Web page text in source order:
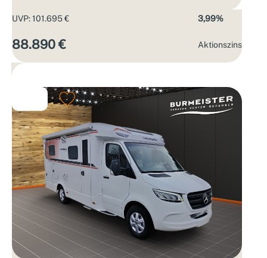
UVP: 101.695 €
88.890 €
3,99%
Aktions­zins